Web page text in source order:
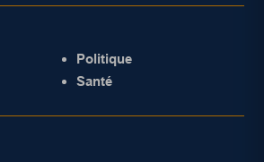
Politique
Santé